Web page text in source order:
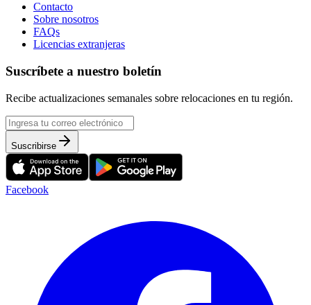
Contacto
Sobre nosotros
FAQs
Licencias extranjeras
Suscríbete a nuestro boletín
Recibe actualizaciones semanales sobre relocaciones en tu región.
Suscribirse
Facebook